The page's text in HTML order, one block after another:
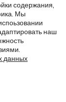
содержания,
Мы
наш
данных